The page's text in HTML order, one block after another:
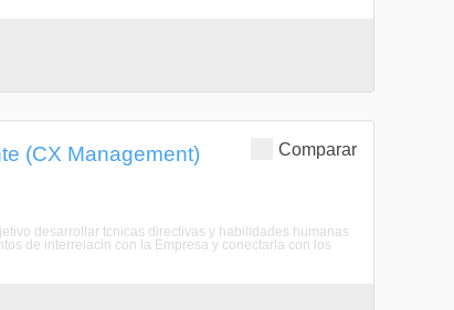
Comparar
(CX Management)
desarrollar tcnicas directivas y habilidades humanas
de interrelacin con la Empresa y conectarla con los